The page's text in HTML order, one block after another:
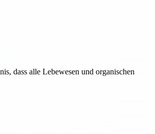
dass alle Lebewesen und organischen